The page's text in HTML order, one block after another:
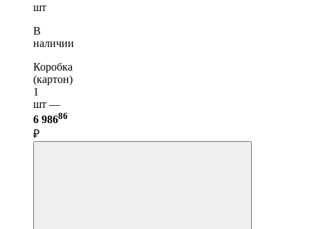
шт
В
наличии
Коробка
(картон)
1
шт —
6 98686
₽